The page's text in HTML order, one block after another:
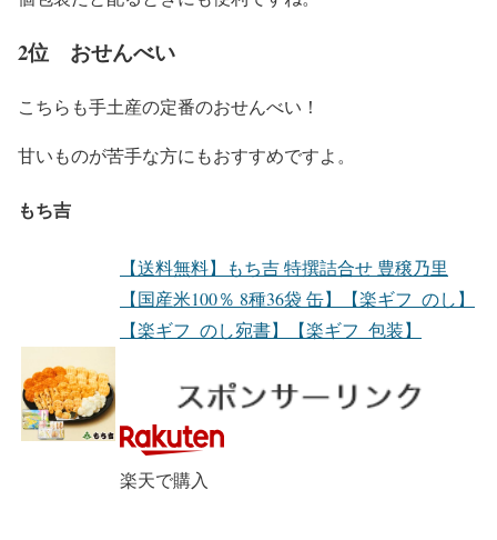
2位 おせんべい
こちらも手土産の定番のおせんべい！
甘いものが苦手な方にもおすすめですよ。
もち吉
【送料無料】もち吉 特撰詰合せ 豊穣乃里
【国産米100％ 8種36袋 缶】【楽ギフ_のし】
【楽ギフ_のし宛書】【楽ギフ_包装】
楽天で購入